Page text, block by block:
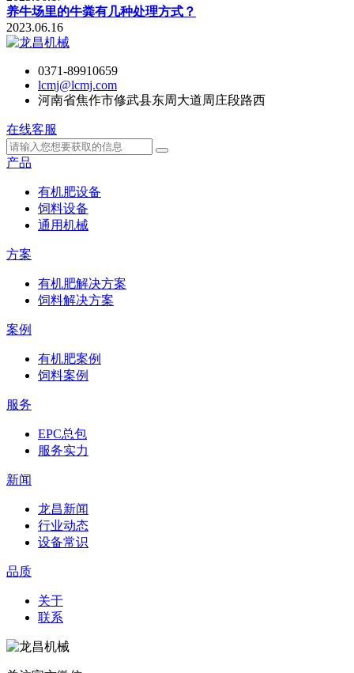
养牛场里的牛粪有几种处理方式？
2023.06.16
0371-89910659
lcmj@lcmj.com
河南省焦作市修武县东周大道周庄段路西
在线客服
产品
有机肥设备
饲料设备
通用机械
方案
有机肥解决方案
饲料解决方案
案例
有机肥案例
饲料案例
服务
EPC总包
服务实力
新闻
龙昌新闻
行业动态
设备常识
品质
关于
联系